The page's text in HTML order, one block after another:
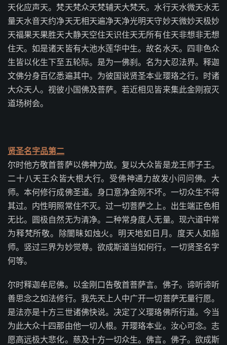
天化应声天。梵天梵众天梵辅天大梵天。水行天水微天水无
量天水音天约净天无相天遍净天净光明天守妙天微妙天极妙
天福果天果胜天大静天空住天识住天无所有住天非想非无想
住天。如是诸天皆有大池水莲华中生。故名水天。四非色众
生皆以化生下至五轮际。是为一佛刹。名为大忍法界。释迦
文佛分身百亿悉遍其中。为彼国说贤圣本业璎珞之行。时诸
大众天人。视彼小国佛及菩萨。若近相见皆来集此金刚寂灭
道场树会。
贤圣名字品第二
尔时他方敬首菩萨以佛神力故。复以大众皆是龙王师子王。
二十八天王众皆大根大行。受佛神通力故发小问问佛。大
师。本何修行成佛圣道。身口意净金刚不坏。一切众生不得
其过。内性明照常住不灭。过一切菩萨之上。出生端正色相
无比。圆极自然无为清净。二种常身度人无量。现六道中常
为释梵所敬。除闇昧如烛火。明天地如日月。度天人如船
师。竖过三界为妙觉尊。欲成斯道当如何行。一切贤圣名字
何等。
尔时释迦牟尼佛。以金刚口告敬首菩萨言。佛子。谛听谛听
善思念之如法修行。我先天上人中广开一切菩萨无量行愿。
是法亦是十方三世诸佛快说。决定了义璎珞佛所行道。今当
为此大众十四那由他一切人根。开璎珞本业。汝心可念。志
愿高远极大悲化。慈及十方一切众生。佛言。佛子。欲成斯